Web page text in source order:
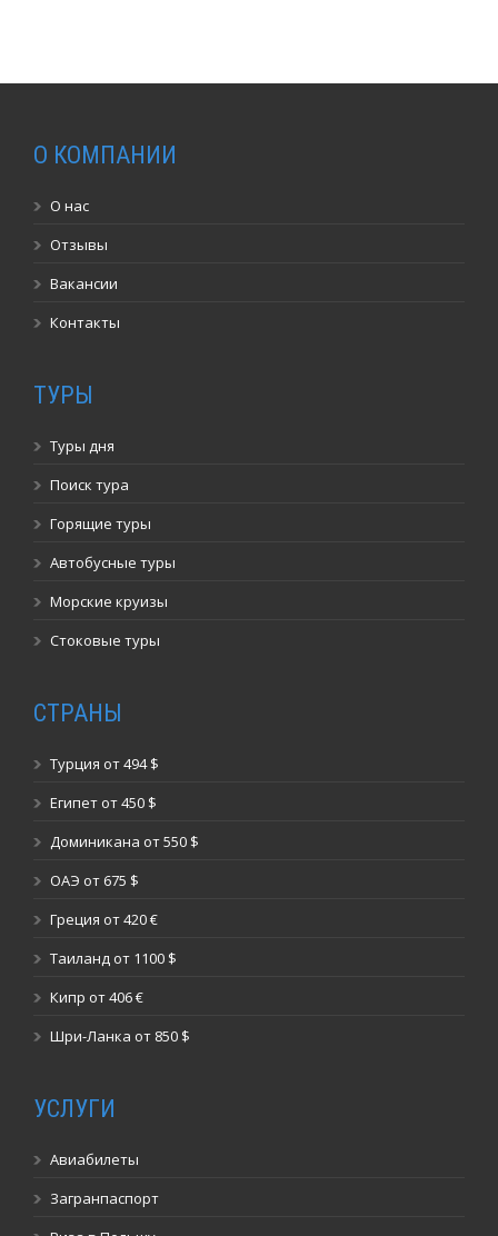
О КОМПАНИИ
О нас
Отзывы
Вакансии
Контакты
ТУРЫ
Туры дня
Поиск тура
Горящие туры
Автобусные туры
Морские круизы
Стоковые туры
СТРАНЫ
Турция от 494 $
Египет от 450 $
Доминикана от 550 $
ОАЭ от 675 $
Греция от 420 €
Таиланд от 1100 $
Кипр от 406 €
Шри-Ланка от 850 $
УСЛУГИ
Авиабилеты
Загранпаспорт